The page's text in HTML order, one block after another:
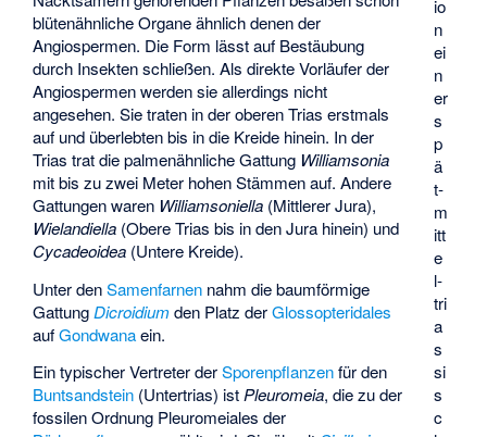
io
n
ei
n
er
s
p
ä
t­
m
itt
e
l­
tri
a
s
si
s
c
blütenähnliche Organe ähnlich denen der
Angiospermen. Die Form lässt auf Bestäubung
durch Insekten schließen. Als direkte Vorläufer der
Angiospermen werden sie allerdings nicht
angesehen. Sie traten in der oberen Trias erstmals
auf und überlebten bis in die Kreide hinein. In der
Trias trat die palmenähnliche Gattung Williamsonia
mit bis zu zwei Meter hohen Stämmen auf. Andere
Gattungen waren Williamsoniella (Mittlerer Jura),
Wielandiella (Obere Trias bis in den Jura hinein) und
Cycadeoidea (Untere Kreide).
Unter denSamenfarnen nahm die baumförmige
GattungDicroidium den Platz derGlossopteridales
aufGondwanaein.
Ein typischer Vertreter derSporenpflanzenfür den
Buntsandstein (Untertrias) istPleuromeia, die zu der
fossilen Ordnung Pleuromeiales der